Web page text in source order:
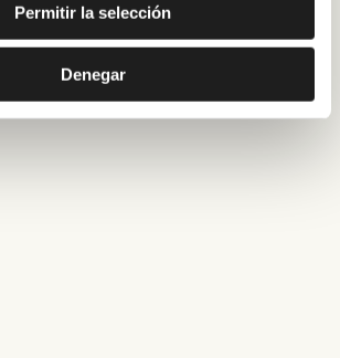
Permitir la selección
Denegar